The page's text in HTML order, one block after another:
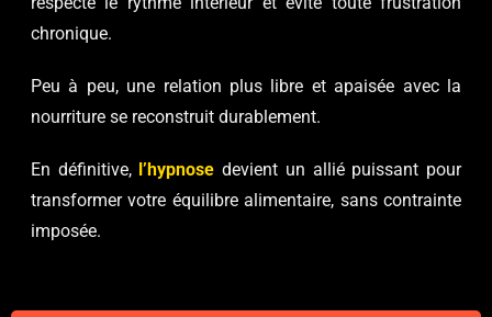
chronique.
Peu à peu, une relation plus libre et apaisée avec la
nourriture se reconstruit durablement.
En définitive, l’hypnose devient un allié puissant pour
transformer votre équilibre alimentaire, sans contrainte
imposée.